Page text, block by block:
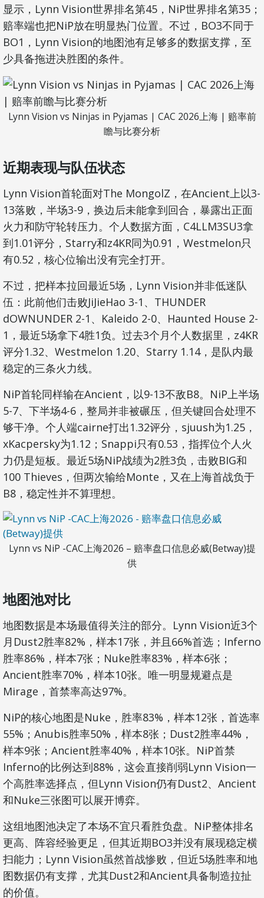
显示，Lynn Vision世界排名第45，NiP世界排名第35；
赔率端也把NiP放在明显热门位置。不过，BO3不同于
BO1，Lynn Vision的地图池有足够多的数据支撑，至
少具备拖进决胜图的条件。
Lynn Vision vs Ninjas in Pyjamas | CAC 2026上海 | 赔率前
瞻与比赛分析
近期表现与队伍状态
Lynn Vision首轮面对The MongolZ，在Ancient上以3-
13落败，半场3-9，换边后未能拿到回合，暴露出正面
火力和防守轮转压力。个人数据方面，C4LLM3SU3拿
到1.01评分，Starry和z4KR同为0.91，Westmelon只
有0.52，核心位输出没有完全打开。
不过，把样本拉回最近5场，Lynn Vision并非低迷队
伍：此前他们击败JiJieHao 3-1、THUNDER
dOWNUNDER 2-1、Kaleido 2-0、Haunted House 2-
1，最近5场拿下4胜1负。过去3个月个人数据里，z4KR
评分1.32、Westmelon 1.20、Starry 1.14，是队内最
稳定的三条火力线。
NiP首轮同样输在Ancient，以9-13不敌B8。NiP上半场
5-7、下半场4-6，整局并非被碾压，但关键回合处理不
够干净。个人端cairne打出1.32评分，sjuush为1.25，
xKacpersky为1.12；Snappi只有0.53，指挥位个人火
力仍是短板。最近5场NiP战绩为2胜3负，击败BIG和
100 Thieves，但两次输给Monte，又在上海首战负于
B8，稳定性并不算理想。
Lynn vs NiP -CAC上海2026 – 赔率盘口信息必威(Betway)提
供
地图池对比
地图数据是本场最值得关注的部分。Lynn Vision近3个
月Dust2胜率82%，样本17张，并且66%首选；Inferno
胜率86%，样本7张；Nuke胜率83%，样本6张；
Ancient胜率70%，样本10张。唯一明显规避点是
Mirage，首禁率高达97%。
NiP的核心地图是Nuke，胜率83%，样本12张，首选率
55%；Anubis胜率50%，样本8张；Dust2胜率44%，
样本9张；Ancient胜率40%，样本10张。NiP首禁
Inferno的比例达到88%，这会直接削弱Lynn Vision一
个高胜率选择点，但Lynn Vision仍有Dust2、Ancient
和Nuke三张图可以展开博弈。
这组地图池决定了本场不宜只看胜负盘。NiP整体排名
更高、阵容经验更足，但其近期BO3并没有展现稳定横
扫能力；Lynn Vision虽然首战惨败，但近5场胜率和地
图数据仍有支撑，尤其Dust2和Ancient具备制造拉扯
的价值。